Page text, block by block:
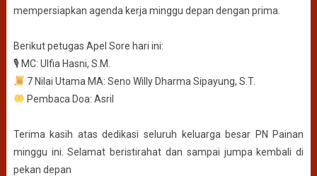
mempersiapkan agenda kerja minggu depan dengan prima.
Berikut petugas Apel Sore hari ini:
🎙 MC: Ulfia Hasni, S.M.
7 Nilai Utama MA: Seno Willy Dharma Sipayung, S.T.
Pembaca Doa: Asril
Terima kasih atas dedikasi seluruh keluarga besar PN Painan
minggu ini. Selamat beristirahat dan sampai jumpa kembali di
pekan depan